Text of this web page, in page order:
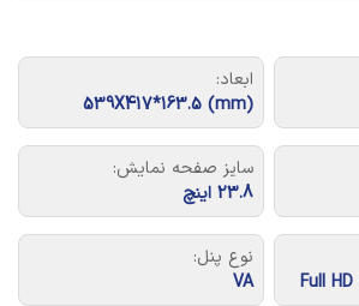
ابعاد:
539X417*163.5 (mm)
سایز صفحه نمایش:
23.8 اینچ
نوع پنل:
VA